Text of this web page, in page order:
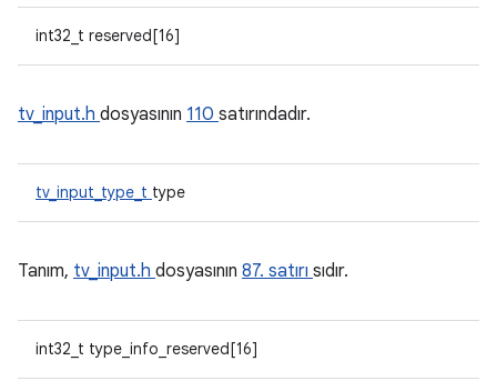
int32_t reserved[16]
tv_input.h dosyasının 110 satırındadır.
tv_input_type_t type
Tanım, tv_input.h dosyasının 87. satırı sıdır.
int32_t type_info_reserved[16]